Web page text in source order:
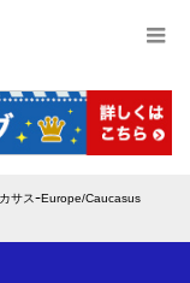
サスｰEurope/Caucasus